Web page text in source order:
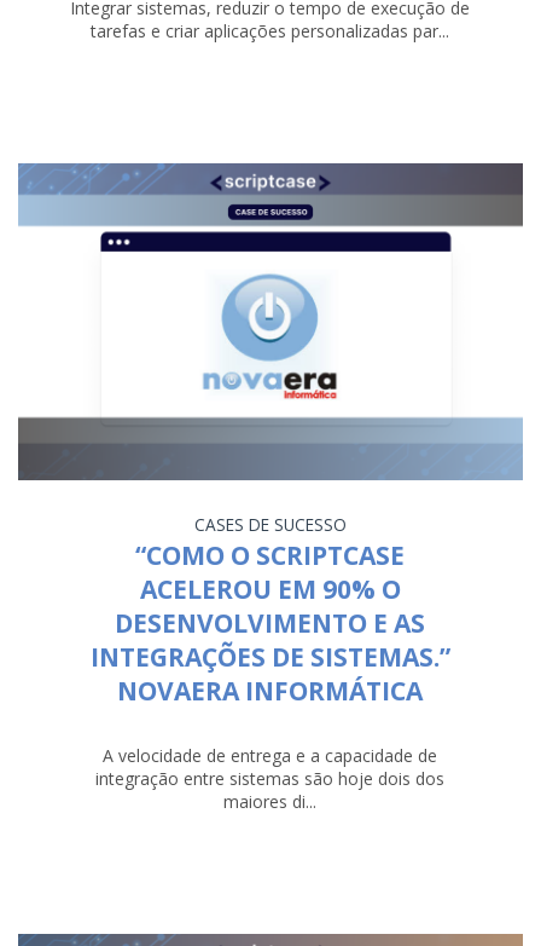
Integrar sistemas, reduzir o tempo de execução de
tarefas e criar aplicações personalizadas par...
CASES DE SUCESSO
“COMO O SCRIPTCASE
ACELEROU EM 90% O
DESENVOLVIMENTO E AS
INTEGRAÇÕES DE SISTEMAS.”
NOVAERA INFORMÁTICA
A velocidade de entrega e a capacidade de
integração entre sistemas são hoje dois dos
maiores di...